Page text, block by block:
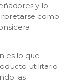
y lo
como
es lo que
utilitario
las